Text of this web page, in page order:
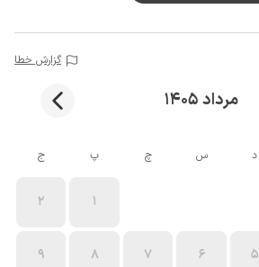
گزارش خطا
مرداد 1405
د س چ پ ج
1
2
5
6
7
8
9